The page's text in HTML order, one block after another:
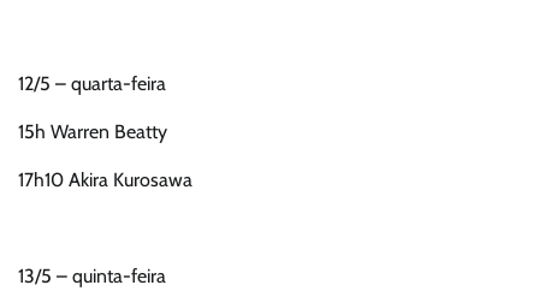
12/5 – quarta-feira
15h Warren Beatty
17h10 Akira Kurosawa
13/5 – quinta-feira